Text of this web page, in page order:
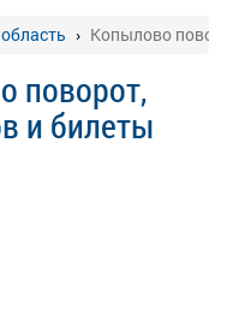
Копылово
поворот,
и билеты